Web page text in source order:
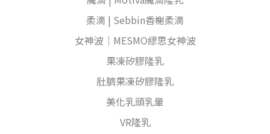
柔滴 | Sebbin香榭柔滴
女神波｜MESMO繆思女神波
果凍矽膠隆乳
肚臍果凍矽膠隆乳
美化乳頭乳暈
VR隆乳